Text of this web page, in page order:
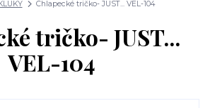
Chlapecké tričko- JUST... VEL-104
tričko- JUST...
VEL-104